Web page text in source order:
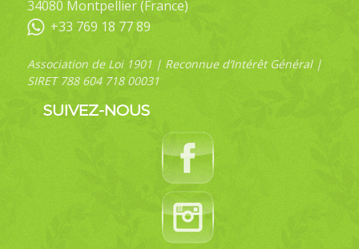
34080 Montpellier (France)
+33 769 18 77 89
Association de Loi 1901 | Reconnue d’Intérêt Général |
SIRET 788 604 718 00031
SUIVEZ-NOUS